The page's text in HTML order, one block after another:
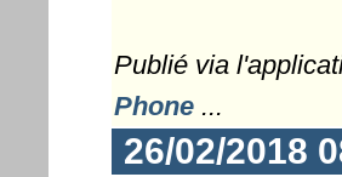
Publié via
Phone...
26/02/2018